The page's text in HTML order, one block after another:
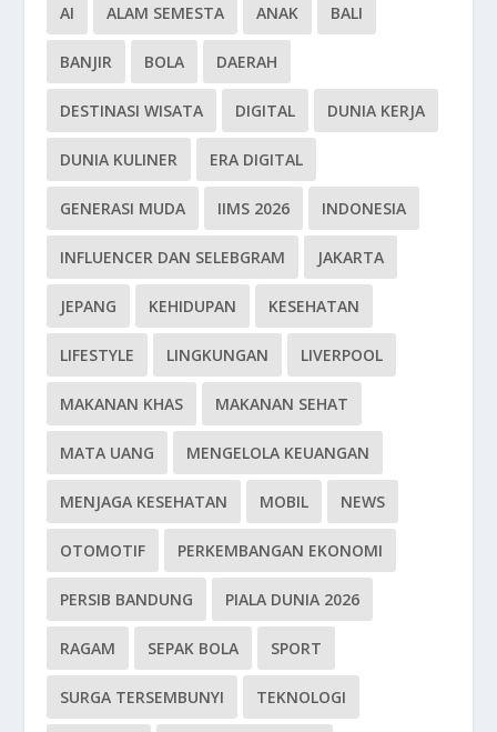
AI ALAM SEMESTA ANAK BALI
BANJIR BOLA DAERAH
DESTINASI WISATA DIGITAL DUNIA KERJA
DUNIA KULINER ERA DIGITAL
GENERASI MUDA IIMS 2026 INDONESIA
INFLUENCER DAN SELEBGRAM JAKARTA
JEPANG KEHIDUPAN KESEHATAN
LIFESTYLE LINGKUNGAN LIVERPOOL
MAKANAN KHAS MAKANAN SEHAT
MATA UANG MENGELOLA KEUANGAN
MENJAGA KESEHATAN MOBIL NEWS
OTOMOTIF PERKEMBANGAN EKONOMI
PERSIB BANDUNG PIALA DUNIA 2026
RAGAM SEPAK BOLA SPORT
SURGA TERSEMBUNYI TEKNOLOGI